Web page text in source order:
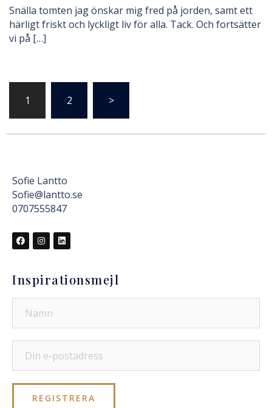
Snälla tomten jag önskar mig fred på jorden, samt ett
härligt friskt och lyckligt liv för alla. Tack. Och fortsätter
vi på […]
1 2 >
Sofie Lantto
Sofie@lantto.se
0707555847
Inspirationsmejl